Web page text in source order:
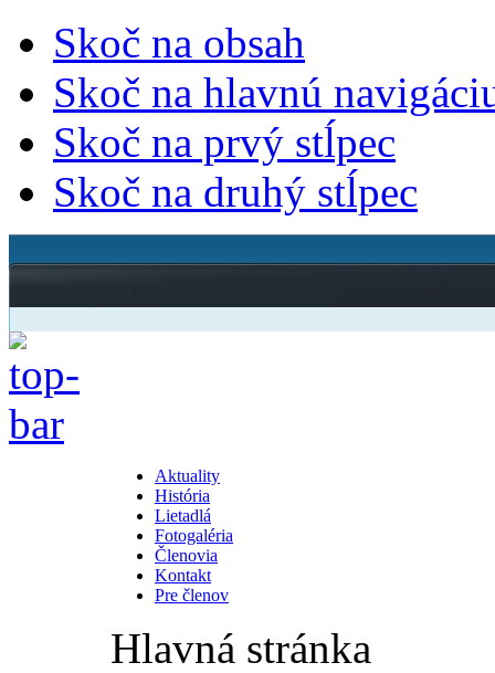
Skoč na obsah
Skoč na hlavnú
Skoč na prvý stĺpec
Skoč na druhý stĺpec
Aktuality
História
Lietadlá
Fotogaléria
Členovia
Kontakt
Pre členov
Hlavná stránka